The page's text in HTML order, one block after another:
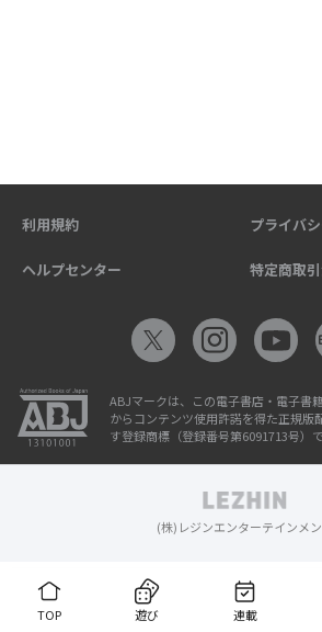
TOP 遊び 連載
利用規約 プライバ
ヘルプセンター 特定商取
ABJマークは、この電子書店・電子書
からコンテンツ使用許諾を得た正規版
す登録商標（登録番号第6091713号）で
(株)レジンエンターテインメ